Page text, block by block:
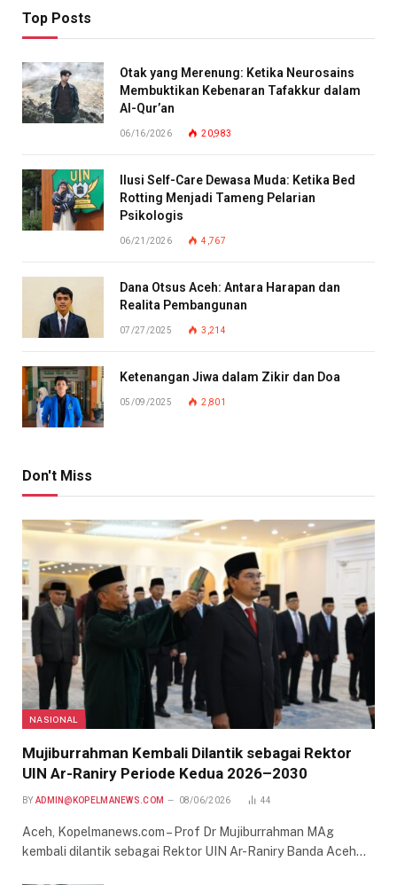
Top Posts
Otak yang Merenung: Ketika Neurosains
Membuktikan Kebenaran Tafakkur dalam
Al-Qur’an
06/16/2026 20,983
Ilusi Self-Care Dewasa Muda: Ketika Bed
Rotting Menjadi Tameng Pelarian
Psikologis
06/21/2026 4,767
Dana Otsus Aceh: Antara Harapan dan
Realita Pembangunan
07/27/2025 3,214
Ketenangan Jiwa dalam Zikir dan Doa
05/09/2025 2,801
Don't Miss
NASIONAL
Mujiburrahman Kembali Dilantik sebagai Rektor
UIN Ar-Raniry Periode Kedua 2026–2030
BY ADMIN@KOPELMANEWS.COM 08/06/2026 44
Aceh, Kopelmanews.com – Prof Dr Mujiburrahman MAg
kembali dilantik sebagai Rektor UIN Ar-Raniry Banda Aceh…